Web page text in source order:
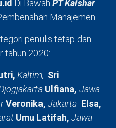
Di Bawah PT Kaishar
Manajemen.
penulis tetap dan
tahun 2020:
Kaltim, Sri
Ulfiana, Jawa
Veronika, Jakarta Elsa,
Umu Latifah, Jawa